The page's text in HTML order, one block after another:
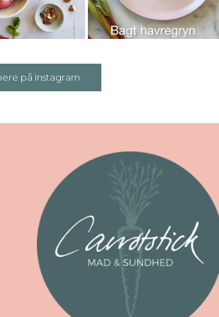
på Instagram